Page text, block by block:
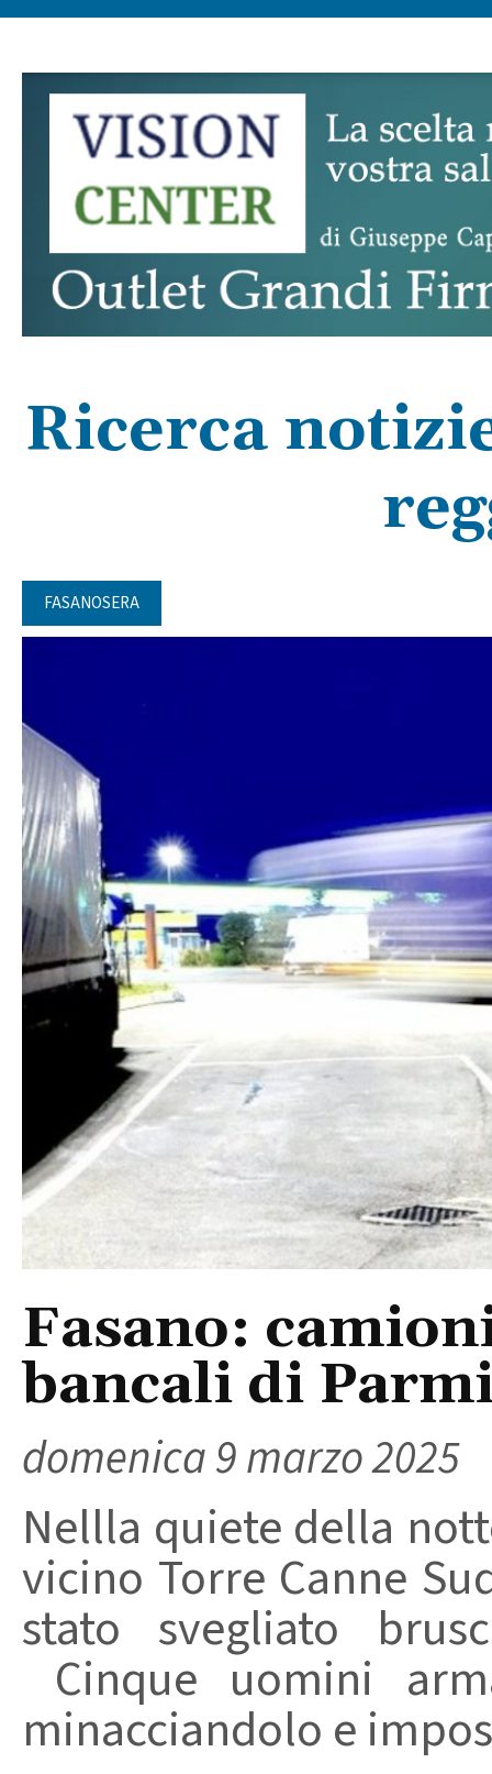
Ricerca
FASANOSERA
Fasano:
bancali di
domenica 9 marzo 2025
Nellla quiete della
vicino Torre Canne
stato svegliato
Cinque uomini
minacciandolo e